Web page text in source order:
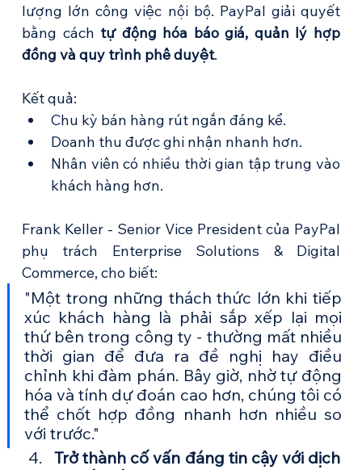
lượng lớn công việc nội bộ. PayPal giải quyết
bằng cách tự động hóa báo giá, quản lý hợp
đồng và quy trình phê duyệt.
Kết quả:
Chu kỳ bán hàng rút ngắn đáng kể.
Doanh thu được ghi nhận nhanh hơn.
Nhân viên có nhiều thời gian tập trung vào
khách hàng hơn.
phụ trách Enterprise Solutions & Digital
Commerce, cho biết:
"Một trong những thách thức lớn khi tiếp
xúc khách hàng là phải sắp xếp lại mọi
thứ bên trong công ty - thường mất nhiều
thời gian để đưa ra đề nghị hay điều
chỉnh khi đàm phán. Bây giờ, nhờ tự động
hóa và tính dự đoán cao hơn, chúng tôi có
thể chốt hợp đồng nhanh hơn nhiều so
với trước."
Trở thành cố vấn đáng tin cậy với dịch